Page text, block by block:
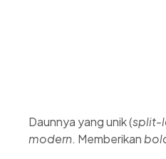
Daunnya yang unik (split-
modern. Memberikan